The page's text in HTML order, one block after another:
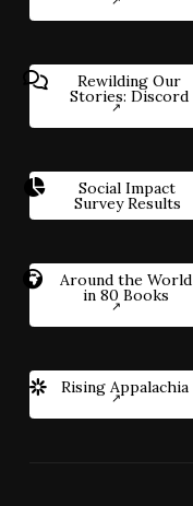
Rewilding Our
Stories: Discord
Social Impact
Survey Results
Around the World
in 80 Books
Rising Appalachia